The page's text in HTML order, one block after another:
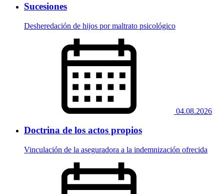
Sucesiones
Desheredación de hijos por maltrato psicológico
04.08.2026
Doctrina de los actos propios
Vinculación de la aseguradora a la indemnización ofrecida